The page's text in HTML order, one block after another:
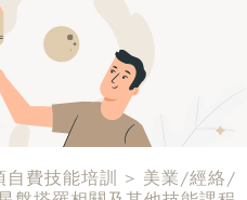
自費技能培訓 > 美業/經絡/